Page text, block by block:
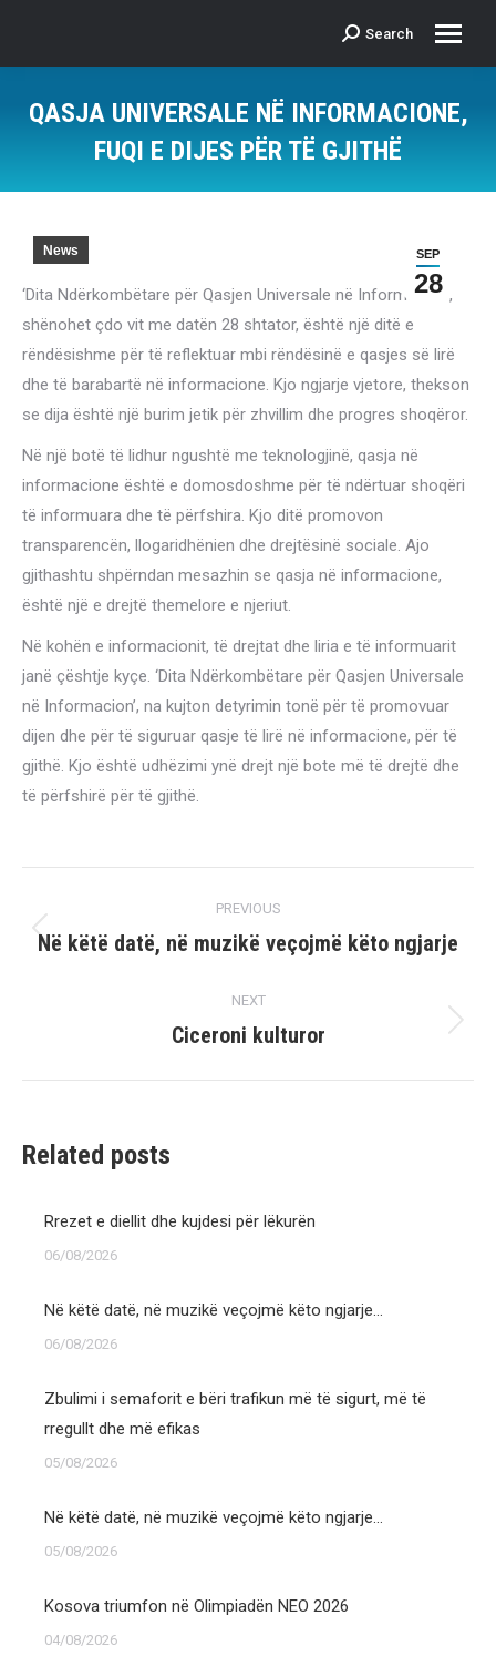
Search:
Search
QASJA UNIVERSALE NË INFORMACIONE,
FUQI E DIJES PËR TË GJITHË
SEP
28
News
‘Dita Ndërkombëtare për Qasjen Universale në Informacion’,
shënohet çdo vit me datën 28 shtator, është një ditë e
rëndësishme për të reflektuar mbi rëndësinë e qasjes së lirë
dhe të barabartë në informacione. Kjo ngjarje vjetore, thekson
se dija është një burim jetik për zhvillim dhe progres shoqëror.
Në një botë të lidhur ngushtë me teknologjinë, qasja në
informacione është e domosdoshme për të ndërtuar shoqëri
të informuara dhe të përfshira. Kjo ditë promovon
transparencën, llogaridhënien dhe drejtësinë sociale. Ajo
gjithashtu shpërndan mesazhin se qasja në informacione,
është një e drejtë themelore e njeriut.
Në kohën e informacionit, të drejtat dhe liria e të informuarit
janë çështje kyçe. ‘Dita Ndërkombëtare për Qasjen Universale
në Informacion’, na kujton detyrimin tonë për të promovuar
dijen dhe për të siguruar qasje të lirë në informacione, për të
gjithë. Kjo është udhëzimi ynë drejt një bote më të drejtë dhe
të përfshirë për të gjithë.
navigation
PREVIOUS
Previous
Në këtë datë, në muzikë veçojmë këto ngjarje
NEXT
Next
Ciceroni kulturor
Related posts
Rrezet e diellit dhe kujdesi për lëkurën
06/08/2026
Në këtë datë, në muzikë veçojmë këto ngjarje…
06/08/2026
Zbulimi i semaforit e bëri trafikun më të sigurt, më të
rregullt dhe më efikas
05/08/2026
Në këtë datë, në muzikë veçojmë këto ngjarje…
05/08/2026
Kosova triumfon në Olimpiadën NEO 2026
04/08/2026